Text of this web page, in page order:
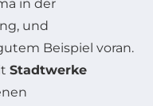
in der
und
Beispiel voran.
Stadtwerke